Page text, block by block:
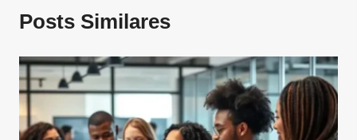
Posts Similares